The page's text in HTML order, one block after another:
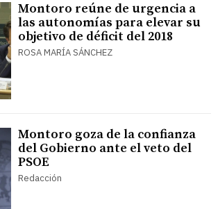
Montoro reúne de urgencia a
las autonomías para elevar su
objetivo de déficit del 2018
ROSA MARÍA SÁNCHEZ
Montoro goza de la confianza
del Gobierno ante el veto del
PSOE
Redacción